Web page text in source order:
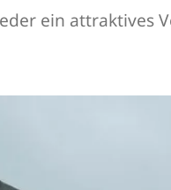
ein attraktives